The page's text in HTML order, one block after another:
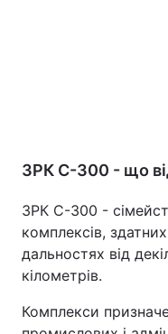
ЗРК С-300 - що
ЗРК С-300 -
комплексів,
дальностях від
кілометрів.
Комплекси